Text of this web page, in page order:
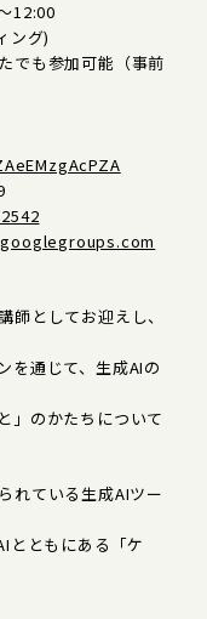
12:00
ング)
でも参加可能（事前
としてお迎えし、
を通じて、生成AIの
」のかたちについて
れている生成AIツー
とともにある「ケ